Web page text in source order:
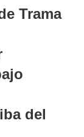
Trama
del